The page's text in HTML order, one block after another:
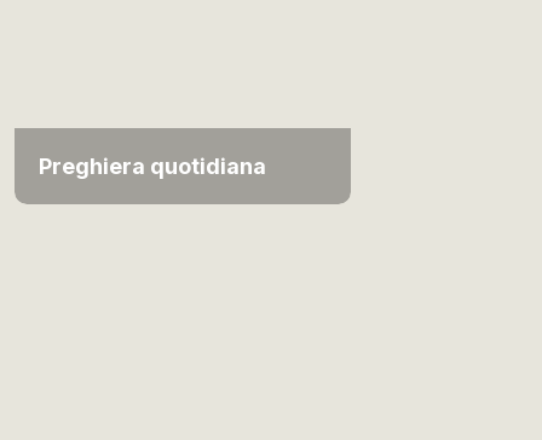
Preghiera quotidiana